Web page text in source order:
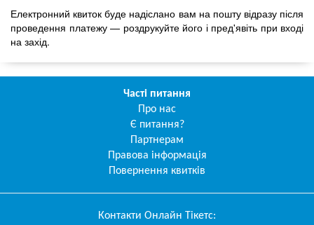
Електронний квиток буде надіслано вам на пошту відразу після
проведення платежу — роздрукуйте його і пред'явіть при вході
на захід.
Часті питання
Про нас
Є питання?
Партнерам
Правова інформація
Повернення квитків
Контакти Онлайн Тікетс: